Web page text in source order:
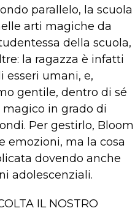
parallelo, la scuola
arti magiche da
della scuola,
la ragazza è infatti
esseri umani, e,
gentile, dentro di sé
in grado di
Per gestirlo, Bloom
emozioni, ma la cosa
dovendo anche
adolescenziali.
IL NOSTRO